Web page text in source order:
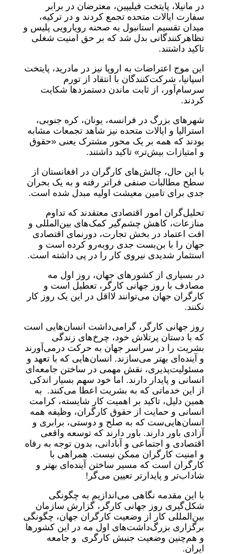
در مانیلا، پایتخت فیلیپین، معترضان در برابر
سفارت ایالات متحده تجمع کردند و در ترکیه،
میدان تقسیم استانبول به صحنه رویارویی پلیس و
تظاهر‌کنندگانی بدل شد که بر حق امنیت شغلی
تاکید داشتند.
این موج اعتراضات به اروپا نیز در مادرید، پایتخت
اسپانیا، شرکت‌کنندگان با انتقاد از تورم
سرسام‌آور، از ثابت ماندن دستمزدها شکایت
کردند.
شهرهای بزرگ در فرانسه، یونان، کره جنوبی،
استرالیا و ایالات متحده نیز شاهد تجمعات مشابه
بودند که همه بر یک محور مشترک یعنی «حقوق
و امتیازات بیش‌تر» تاکید داشتند.
با این حال، چالش‌های کارگران در افغانستان از
سطح مطالبات صنفی فراتر رفته و به یک بحران
جدی برای تامین معیشت اولیه مبدل شده است.
تحلیل‌گران امور اقتصادی معتقدند که تداوم
منازعات، کاهش چشم‌گیر کمک‌های بین‌المللی و
افت اعتماد در بخش تجارت، دورنمای اقتصادی
جهان را با بن‌بست جدی روبه‌رو کرده است و
استثمار شدیدی نیروی کار را در پی داشته است.
در بسیاری از کشورهای جهان، روز اول مه
مصادف با روز جهانی کارگر، تعطیل است و
کارگران جهان می‌توانند لااقل در این یک روز کار
نکنند.
روز جهانی کارگر، گرامی‌داشت انسان‌هایی است
که با دستان پرتلاش خود، چرخ‌های زندگی
بشریت را در سراسر جهان به حرکت درمی‌آورند
و آینده‌ای بهتر می‌سازند. انسان‌هایی که با تعهد و
مسئولیت‌پذیری، نقش مهمی در ساختن جامعه‌ای
انسانی و پایدار دارند. اما خود سهم بسیار اندکی
از این خدماتی که به بشریت اعطا می‌کنند. به
همین دلیل، تاکید بر اهمیت کار شایسته، کرامت
انسانی و حمایت از حقوق کارگران، وظیفه همه
انسان‌هایی‌ست که به صلح و دوستی، برابری و
آزادی باور دارند. باور دارند که توسعه واقعی
اقتصادی و اجتماعی و آبادانی، بدون توجه به رفاه
و امنیت کارگران ممکن نیست. همراهی با
کارگران است که مسیر ساختن آینده‌ای بهتر و
شاداب‌تر و پایدارتر تعیین می‌گر!
با این مقدمه نگاهی می‌اندازیم به چگونگی
شکل‌گیری روز جهانی کارگر، گزارش سازمان
بین‌المللی کار از وضعیت کارگران جهان، چگونگی
برگزاری بزرگ‌داشت‌های اول مه در این کشورها
و هم‌چنین وضعیت جنبش کارگری و جامعه
ایران.